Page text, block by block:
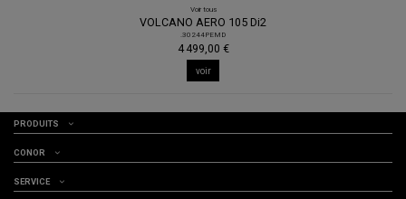
Voir tous
VOLCANO AERO 105 Di2
.30244PEMD
4 499,00 €
voir
PRODUITS
CONOR
SERVICE